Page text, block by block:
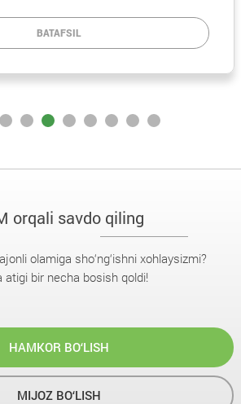
BATAFSIL
orqali savdo qiling
olamiga sho‘ng‘ishni xohlaysizmi?
atigi bir necha bosish qoldi!
HAMKOR BO‘LISH
MIJOZ BO‘LISH